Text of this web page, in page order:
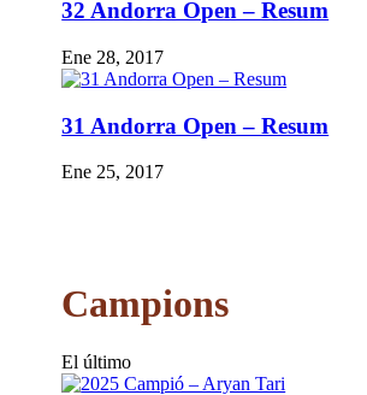
32 Andorra Open – Resum
Ene 28, 2017
31 Andorra Open – Resum
Ene 25, 2017
Campions
El último